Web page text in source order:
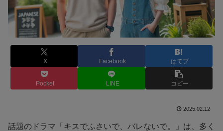
X Facebook はてブ
Pocket LINE コピー
2025.02.12
話題のドラマ「キスでふさいで、バレないで。」は、多く